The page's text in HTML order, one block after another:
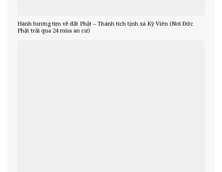
Hành hương tìm về đất Phật – Thánh tích tịnh xá Kỳ Viên (Nơi Đức
Phật trải qua 24 mùa an cư)